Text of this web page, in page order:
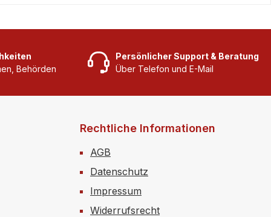
Behörden
Persönlicher Support & Beratung
Über Telefon und E-Mail
Rechtliche Informationen
AGB
Datenschutz
Impressum
Widerrufsrecht